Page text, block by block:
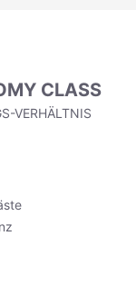
CLASS
VERHÄLTNIS